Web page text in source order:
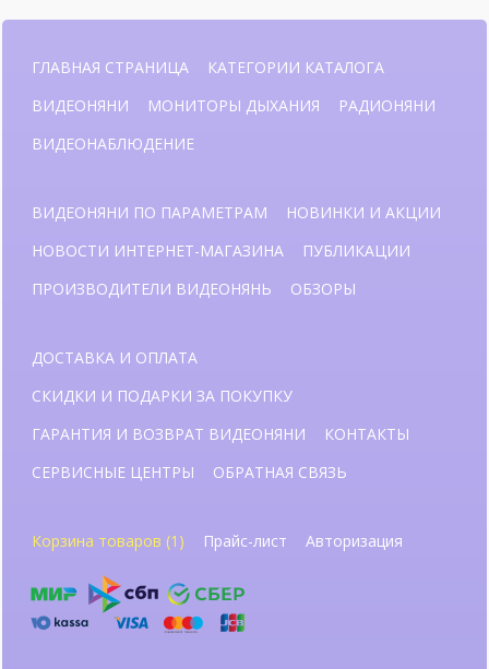
ГЛАВНАЯ СТРАНИЦА
КАТЕГОРИИ КАТАЛОГА
ВИДЕОНЯНИ
МОНИТОРЫ ДЫХАНИЯ
РАДИОНЯНИ
ВИДЕОНАБЛЮДЕНИЕ
ВИДЕОНЯНИ ПО ПАРАМЕТРАМ
НОВИНКИ И АКЦИИ
НОВОСТИ ИНТЕРНЕТ-МАГАЗИНА
ПУБЛИКАЦИИ
ПРОИЗВОДИТЕЛИ ВИДЕОНЯНЬ
ОБЗОРЫ
ДОСТАВКА И ОПЛАТА
СКИДКИ И ПОДАРКИ ЗА ПОКУПКУ
ГАРАНТИЯ И ВОЗВРАТ ВИДЕОНЯНИ
КОНТАКТЫ
СЕРВИСНЫЕ ЦЕНТРЫ
ОБРАТНАЯ СВЯЗЬ
Корзина товаров (1) Прайс-лист Авторизация